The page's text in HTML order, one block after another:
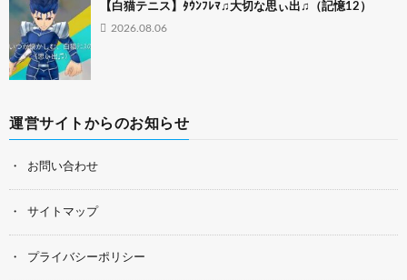
【白猫テニス】ﾀｳﾝﾌﾚﾏ♫大切な思ぃ出♫（記憶12）
2026.08.06
運営サイトからのお知らせ
お問い合わせ
サイトマップ
プライバシーポリシー